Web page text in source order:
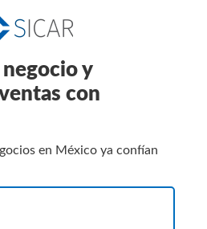
y
con
en México ya confían